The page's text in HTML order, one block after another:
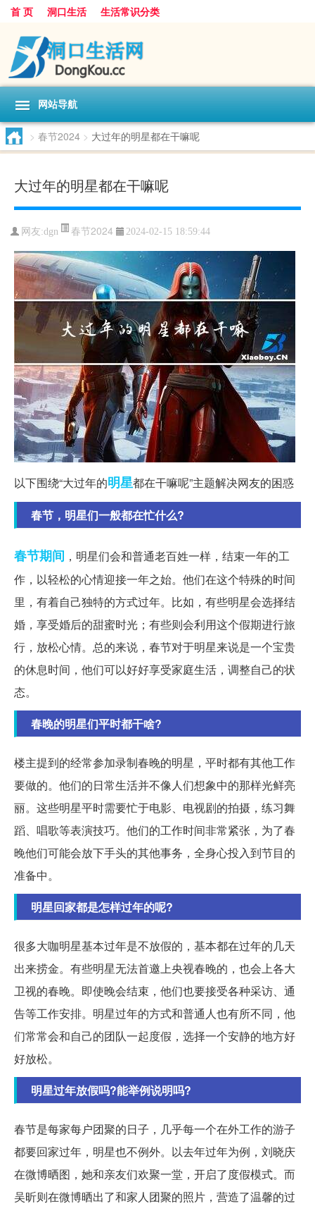
首 页 洞口生活 生活常识分类
网站导航
> 春节2024 > 大过年的明星都在干嘛呢
大过年的明星都在干嘛呢
网友:dgn 春节2024 2024-02-15 18:59:44
以下围绕“大过年的明星都在干嘛呢”主题解决网友的困惑
春节，明星们一般都在忙什么?
春节期间 ，明星们会和普通老百姓一样，结束一年的工
作，以轻松的心情迎接一年之始。他们在这个特殊的时间
里，有着自己独特的方式过年。比如，有些明星会选择结
婚，享受婚后的甜蜜时光；有些则会利用这个假期进行旅
行，放松心情。总的来说，春节对于明星来说是一个宝贵
的休息时间，他们可以好好享受家庭生活，调整自己的状
态。
春晚的明星们平时都干啥?
楼主提到的经常参加录制春晚的明星，平时都有其他工作
要做的。他们的日常生活并不像人们想象中的那样光鲜亮
丽。这些明星平时需要忙于电影、电视剧的拍摄，练习舞
蹈、唱歌等表演技巧。他们的工作时间非常紧张，为了春
晚他们可能会放下手头的其他事务，全身心投入到节目的
准备中。
明星回家都是怎样过年的呢?
很多大咖明星基本过年是不放假的，基本都在过年的几天
出来捞金。有些明星无法首邀上央视春晚的，也会上各大
卫视的春晚。即使晚会结束，他们也要接受各种采访、通
告等工作安排。明星过年的方式和普通人也有所不同，他
们常常会和自己的团队一起度假，选择一个安静的地方好
好放松。
明星过年放假吗?能举例说明吗?
春节是每家每户团聚的日子，几乎每一个在外工作的游子
都要回家过年，明星也不例外。以去年过年为例，刘晓庆
在微博晒图，她和亲友们欢聚一堂，开启了度假模式。而
吴昕则在微博晒出了和家人团聚的照片，营造了温馨的过